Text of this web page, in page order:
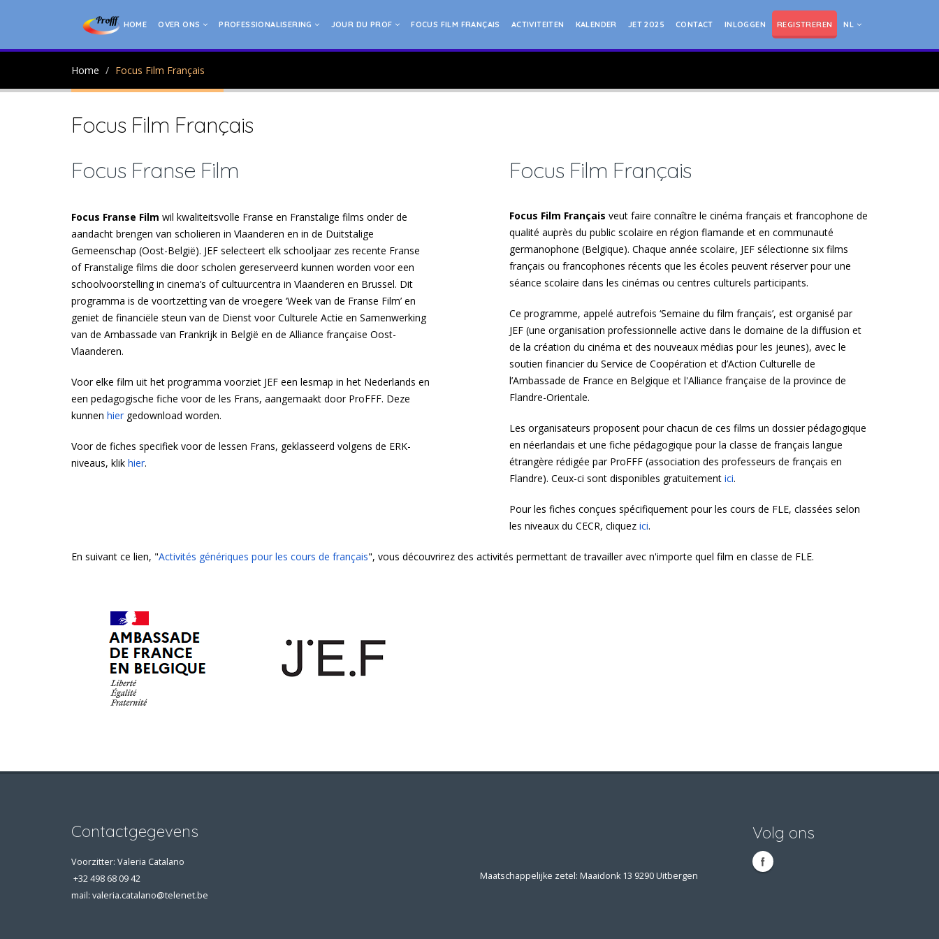
HOME OVER ONS PROFESSIONALISERING JOUR DU PROF FOCUS FILM FRANÇAIS ACTIVITEITEN KALENDER JET 2025 CONTACT INLOGGEN REGISTREREN NL
Home Focus Film Français
Focus Film Français
Focus Franse Film
Focus Film Français
Focus Franse Film wil kwaliteitsvolle Franse en Franstalige films onder de
aandacht brengen van scholieren in Vlaanderen en in de Duitstalige
Gemeenschap (Oost-België). JEF selecteert elk schooljaar zes recente Franse
of Franstalige films die door scholen gereserveerd kunnen worden voor een
schoolvoorstelling in cinema’s of cultuurcentra in Vlaanderen en Brussel. Dit
programma is de voortzetting van de vroegere ‘Week van de Franse Film’ en
geniet de financiële steun van de Dienst voor Culturele Actie en Samenwerking
van de Ambassade van Frankrijk in België en de Alliance française Oost-
Vlaanderen.
Voor elke film uit het programma voorziet JEF een lesmap in het Nederlands en
een pedagogische fiche voor de les Frans, aangemaakt door ProFFF. Deze
kunnen hier gedownload worden.
Voor de fiches specifiek voor de lessen Frans, geklasseerd volgens de ERK-
niveaus, klik hier.
Focus Film Français veut faire connaître le cinéma français et francophone de
qualité auprès du public scolaire en région flamande et en communauté
germanophone (Belgique). Chaque année scolaire, JEF sélectionne six films
français ou francophones récents que les écoles peuvent réserver pour une
séance scolaire dans les cinémas ou centres culturels participants.
Ce programme, appelé autrefois ‘Semaine du film français’, est organisé par
JEF (une organisation professionnelle active dans le domaine de la diffusion et
de la création du cinéma et des nouveaux médias pour les jeunes), avec le
soutien financier du Service de Coopération et d’Action Culturelle de
l’Ambassade de France en Belgique et l'Alliance française de la province de
Flandre-Orientale.
Les organisateurs proposent pour chacun de ces films un dossier pédagogique
en néerlandais et une fiche pédagogique pour la classe de français langue
étrangère rédigée par ProFFF (association des professeurs de français en
Flandre). Ceux-ci sont disponibles gratuitement ici.
Pour les fiches conçues spécifiquement pour les cours de FLE, classées selon
les niveaux du CECR, cliquez ici.
En suivant ce lien, "Activités génériques pour les cours de français", vous découvrirez des activités permettant de travailler avec n'importe quel film en classe de FLE.
Contactgegevens
Voorzitter: Valeria Catalano
+32 498 68 09 42
mail: valeria.catalano@telenet.be
Maatschappelijke zetel: Maaidonk 13 9290 Uitbergen
Volg ons